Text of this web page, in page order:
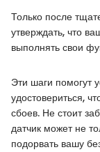
Только после
утверждать, что
выполнять свои
Эти шаги помогут
удостовериться,
сбоев. Не стоит
датчик может не
подорвать вашу